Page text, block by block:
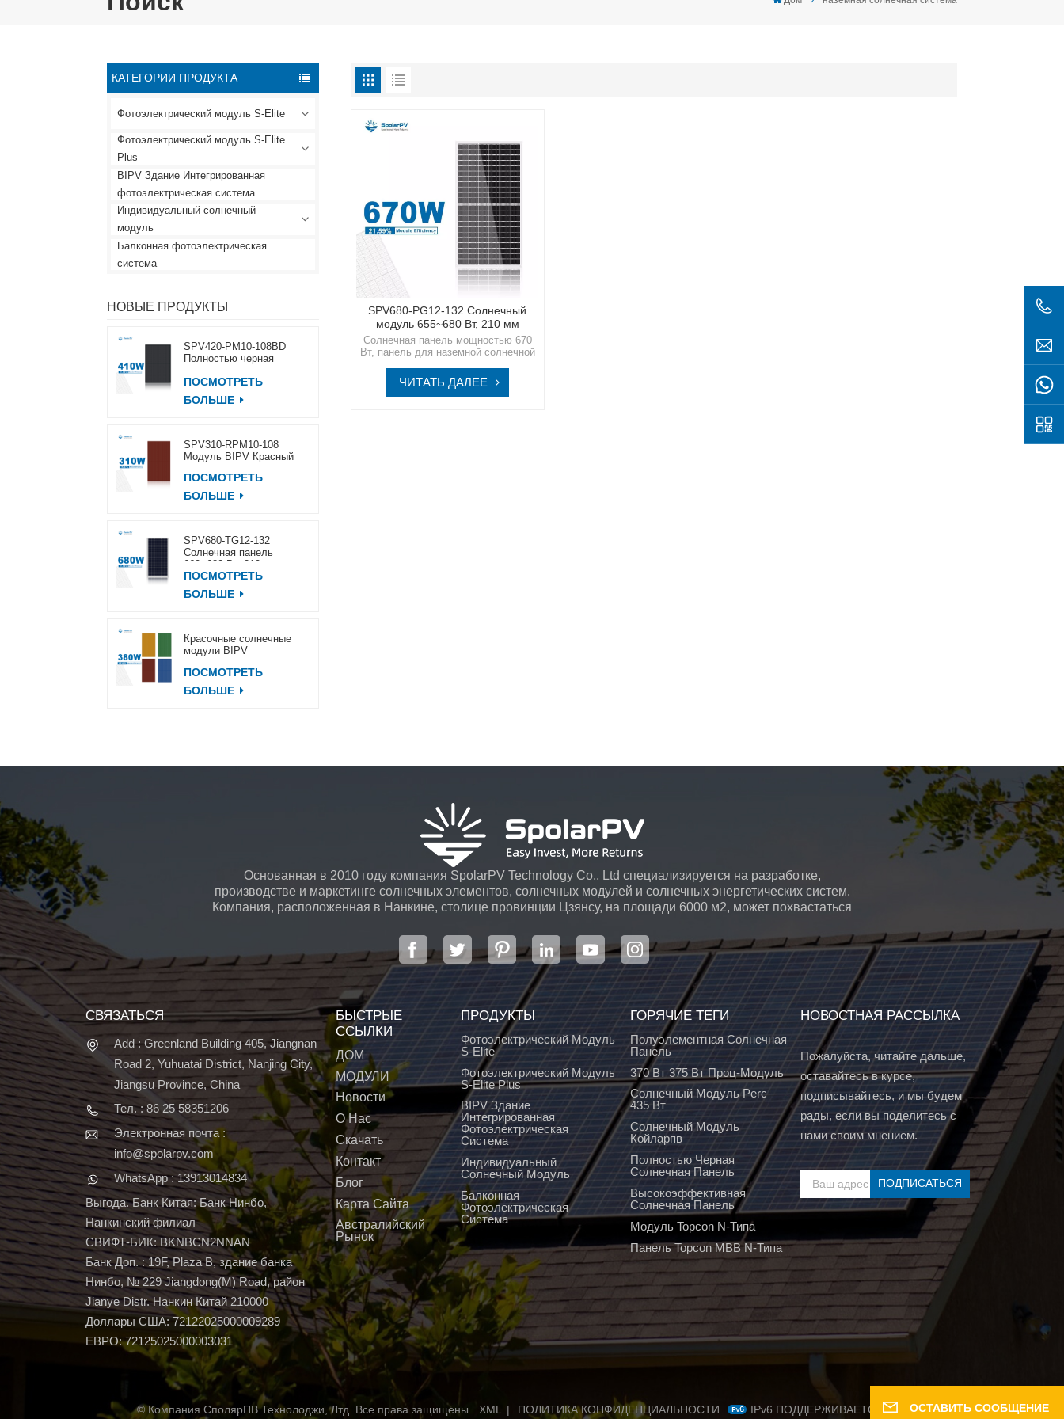
КАТЕГОРИИ ПРОДУКТА
Фотоэлектрический модуль S-Elite
Фотоэлектрический модуль S-Elite
Plus
BIPV Здание Интегрированная
фотоэлектрическая система
Индивидуальный солнечный
модуль
Балконная фотоэлектрическая
система
НОВЫЕ ПРОДУКТЫ
SPV420-PM10-108BD
Полностью черная
400~420 Вт
ПОСМОТРЕТЬ
БОЛЬШЕ
SPV310-RPM10-108
Модуль BIPV Красный
ПОСМОТРЕТЬ
БОЛЬШЕ
SPV680-TG12-132
Солнечная панель
ПОСМОТРЕТЬ
БОЛЬШЕ
Красочные солнечные
модули BIPV
ПОСМОТРЕТЬ
БОЛЬШЕ
SPV680-PG12-132 Солнечный
модуль 655~680 Вт, 210 мм
Солнечная панель мощностью 670
Вт, панель для наземной солнечной
технологии и природа объединяются,
предлагая вам высококачественные
солнечные решения, разработанные
ЧИТАТЬ ДАЛЕЕ
Основанная в 2010 году компания SpolarPV Technology Co., Ltd специализируется на разработке,
производстве и маркетинге солнечных элементов, солнечных модулей и солнечных энергетических систем.
Компания, расположенная в Нанкине, столице провинции Цзянсу, на площади 6000 м2, может похвастаться
СВЯЗАТЬСЯ
Add : Greenland Building 405, Jiangnan
Road 2, Yuhuatai District, Nanjing City,
Jiangsu Province, China
Тел. : 86 25 58351206
Электронная почта :
info@spolarpv.com
WhatsApp : 13913014834
Выгода. Банк Китая: Банк Нинбо,
Нанкинский филиал
СВИФТ-БИК: BKNBCN2NNAN
Банк Доп. : 19F, Plaza B, здание банка
Нинбо, № 229 Jiangdong(M) Road, район
Jianye Distr. Нанкин Китай 210000
Доллары США: 72122025000009289
ЕВРО: 72125025000003031
БЫСТРЫЕ
ССЫЛКИ
ДОМ
МОДУЛИ
Новости
О Нас
Скачать
Контакт
Блог
Карта Сайта
Австралийский
Рынок
ПРОДУКТЫ
Фотоэлектрический Модуль
S-Elite
Фотоэлектрический Модуль
S-Elite Plus
BIPV Здание
Интегрированная
Фотоэлектрическая
Система
Индивидуальный
Солнечный Модуль
Балконная
Фотоэлектрическая
Система
ГОРЯЧИЕ ТЕГИ
Полуэлементная Солнечная
Панель
370 Вт 375 Вт Проц-Модуль
Солнечный Модуль Perc
435 Вт
Солнечный Модуль
Койларпв
Полностью Черная
Солнечная Панель
Высокоэффективная
Солнечная Панель
Модуль Topcon N-Типа
Панель Topcon MBB N-Типа
НОВОСТНАЯ РАССЫЛКА
Пожалуйста, читайте дальше,
оставайтесь в курсе,
подписывайтесь, и мы будем
рады, если вы поделитесь с
нами своим мнением.
© Компания СполярПВ Технолоджи, Лтд. Все права защищены . XML | ПОЛИТИКА КОНФИДЕНЦИАЛЬНОСТИ IPv6 ПОДДЕРЖИВАЕТСЯ СЕТЬЮОСТАВИТЬ СООБЩЕНИЕ